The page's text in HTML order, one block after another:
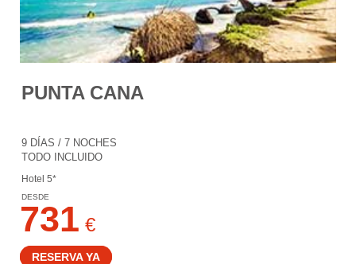
PUNTA CANA
9 DÍAS / 7 NOCHES
TODO INCLUIDO
Hotel 5*
DESDE
731 €
RESERVA YA